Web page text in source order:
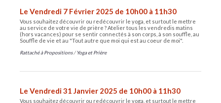
Le Vendredi 7 Février 2025 de 10h00 à 11h30
Vous souhaitez découvrir ou redécouvrir le yoga, et surtout le mettre
au service de votre vie de prière ? Atelier tous les vendredis matins
(hors vacances) pour se sentir connectés à son corps, à son souffle, au
Souffle de vie et au "Tout autre que moi qui est au coeur de moi".
Rattaché à Propositions /Yoga et Prière
Le Vendredi 31 Janvier 2025 de 10h00 à 11h30
Vous souhaitez découvrir ou redécouvrir le yoga, et surtout le mettre